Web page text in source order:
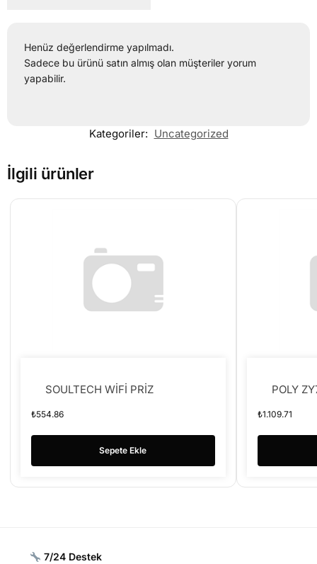
Henüz değerlendirme yapılmadı.
Sadece bu ürünü satın almış olan müşteriler yorum
yapabilir.
Kategoriler: Uncategorized
İlgili ürünler
SOULTECH WİFİ PRİZ
₺554.86
Sepete Ekle
POLY
₺1.109.71
7/24 Destek